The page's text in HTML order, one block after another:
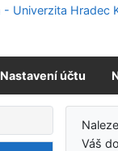
Nastavení účtu
Váš